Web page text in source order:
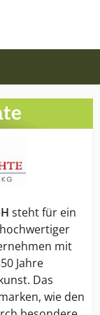
steht für ein
mit
Jahre
Das
wie den